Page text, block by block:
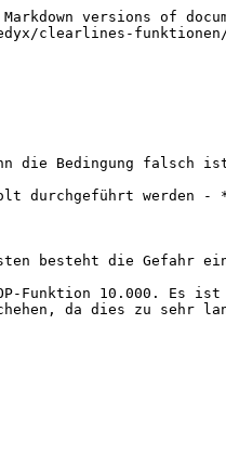
versions of
clearlines-
die Bedingung falsch
durchgeführt werden
besteht die Gefahr
Funktion 10.000. Es
da dies zu sehr